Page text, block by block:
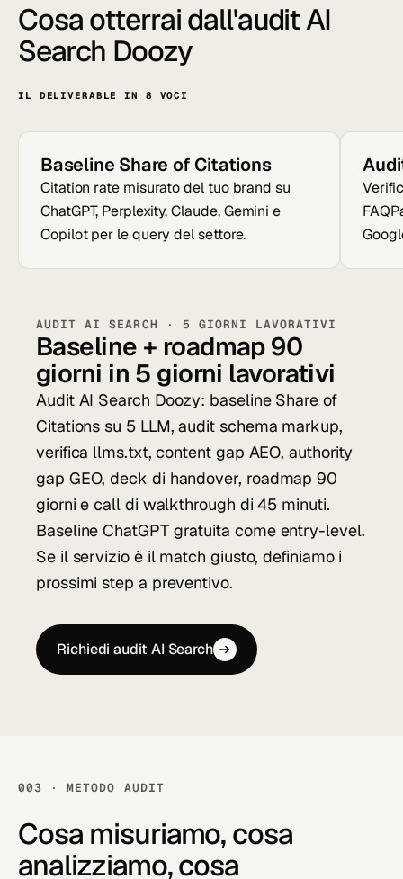
Cosa otterrai dall'audit AI
Search Doozy
IL DELIVERABLE IN 8 VOCI
Baseline Share of Citations
Citation rate misurato del tuo brand su
ChatGPT, Perplexity, Claude, Gemini e
Copilot per le query del settore.
AUDIT AI SEARCH · 5 GIORNI LAVORATIVI
Baseline + roadmap 90
giorni in 5 giorni lavorativi
Audit AI Search Doozy: baseline Share of
Citations su 5 LLM, audit schema markup,
verifica llms.txt, content gap AEO, authority
gap GEO, deck di handover, roadmap 90
giorni e call di walkthrough di 45 minuti.
Baseline ChatGPT gratuita come entry-level.
Se il servizio è il match giusto, definiamo i
prossimi step a preventivo.
Richiedi audit AI Search
003 · METODO AUDIT
Cosa misuriamo, cosa
analizziamo, cosa